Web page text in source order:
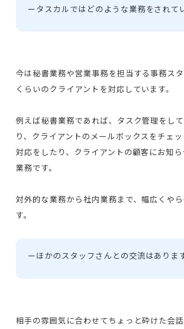
ータスカルではどのような業務をされて
今は秘書業務や営業事務を担当する事務ス
くらいのクライアントを対応しています。
例えば秘書業務であれば、タスク管理をし
り、クライアントのメールボックスをチェ
対応をしたり、クライアントの顧客にお知
業務です。
対外的な業務から社内業務まで、幅広くや
す。
ーほかのスタッフさんとの交流はありま
相手の雰囲気に合わせてちょっと砕けた会